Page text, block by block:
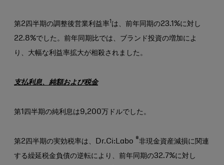
第2四半期の調整後営業利益率1 は、前年同期の23.1%に対し
22.8%でした。前年同期比では、ブランド投資の増加によ
り、大幅な利益率拡大が相殺されました。
支払利息、純額および税金
第1四半期の純利息は9,200万ドルでした。
第2四半期の実効税率は、Dr.Ci:Labo ®非現金資産減損に関連
する繰延税金負債の逆転により、前年同期の32.7%に対し